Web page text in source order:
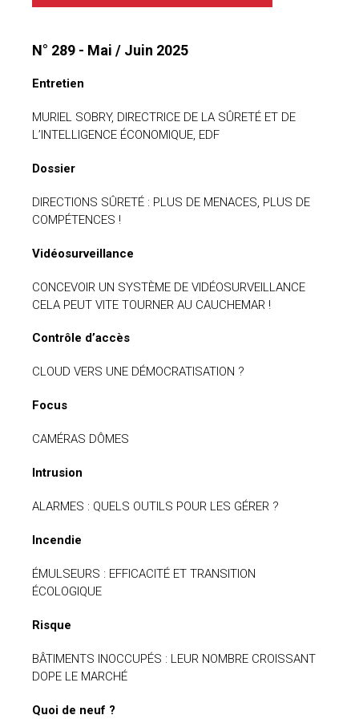
N° 289 - Mai / Juin 2025
Entretien
MURIEL SOBRY, DIRECTRICE DE LA SÛRETÉ ET DE
L’INTELLIGENCE ÉCONOMIQUE, EDF
Dossier
DIRECTIONS SÛRETÉ : PLUS DE MENACES, PLUS DE
COMPÉTENCES !
Vidéosurveillance
CONCEVOIR UN SYSTÈME DE VIDÉOSURVEILLANCE
CELA PEUT VITE TOURNER AU CAUCHEMAR !
Contrôle d’accès
CLOUD VERS UNE DÉMOCRATISATION ?
Focus
CAMÉRAS DÔMES
Intrusion
ALARMES : QUELS OUTILS POUR LES GÉRER ?
Incendie
ÉMULSEURS : EFFICACITÉ ET TRANSITION
ÉCOLOGIQUE
Risque
BÂTIMENTS INOCCUPÉS : LEUR NOMBRE CROISSANT
DOPE LE MARCHÉ
Quoi de neuf ?